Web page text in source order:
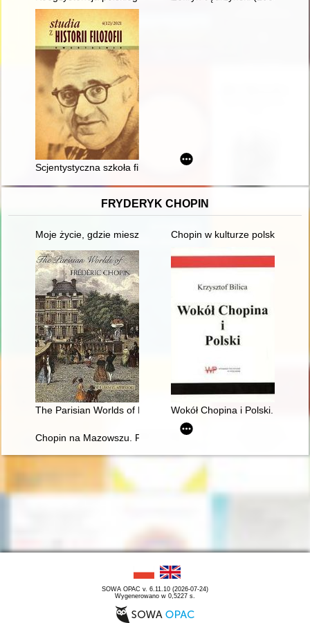
Scjentystyczna szkoła filozofii marksistowskiej w Polsce i
FRYDERYK CHOPIN
Moje życie, gdzie mieszka B[r]zowski?" - glosa do datowania
Chopin w kulturze polskiej
The Parisian Worlds of Frédéric ChopinWokół Chopina i Polski.
Chopin na Mazowszu. Przewodnik po miejscach historycznych
SOWA OPAC v. 6.11.10 (2026-07-24)
Wygenerowano w 0,5227 s.